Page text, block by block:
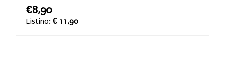
€8,90
Listino: € 11,90